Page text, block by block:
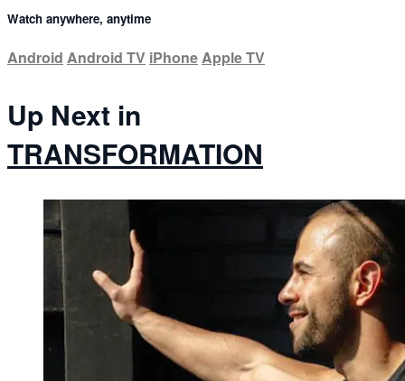
Watch anywhere, anytime
Android Android TV iPhoneApple TV
Up Next in
TRANSFORMATION